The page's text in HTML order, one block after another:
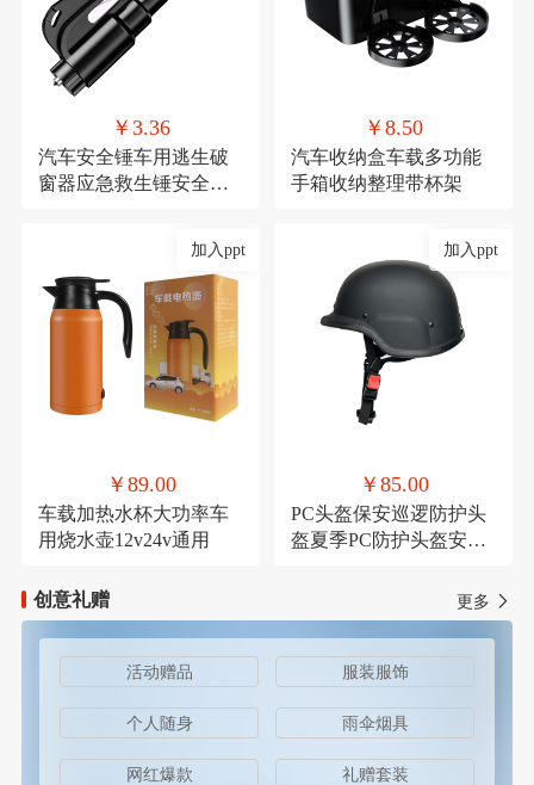
￥3.36
汽车安全锤车用逃生破
窗器应急救生锤安全带
￥8.50
汽车收纳盒车载多功能
手箱收纳整理带杯架
加入ppt
￥89.00
车载加热水杯大功率车
用烧水壶12v24v通用
加入ppt
￥85.00
PC头盔保安巡逻防护头
盔夏季PC防护头盔安保
创意礼赠
更多
活动赠品 服装服饰
个人随身 雨伞烟具
网红爆款 礼赠套装